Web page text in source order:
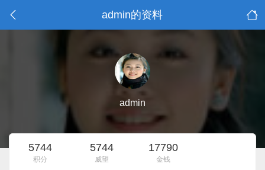
admin的资料
admin
5744
积分
5744
威望
17790
金钱